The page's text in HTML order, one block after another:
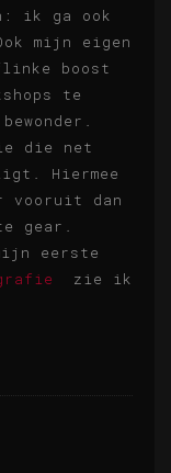
ik ga ook
mijn eigen
boost
te
die net
Hiermee
vooruit dan
gear.
eerste
zie ik